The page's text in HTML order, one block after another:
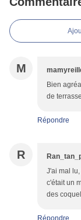
M
Bien
de
Répondre
R
J'ai mal
c'était un
des
Répondre